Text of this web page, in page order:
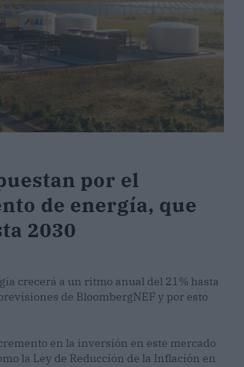
por el
de energía, que
2030
crecerá a un ritmo anual del 21% hasta
de BloombergNEF y por esto
en la inversión en este mercado
la Ley de Reducción de la Inflación en